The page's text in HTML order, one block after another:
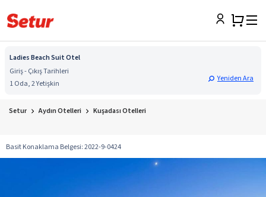
Ladies Beach Suit Otel
Giriş - Çıkış Tarihleri
1 Oda, 2 Yetişkin
Yeniden Ara
Setur Aydın Otelleri Kuşadası Otelleri
Basit Konaklama Belgesi:2022-9-0424